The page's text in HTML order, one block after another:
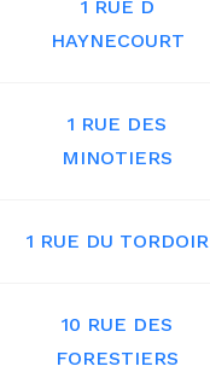
1 RUE D
HAYNECOURT
1 RUE DES
MINOTIERS
1 RUE DU TORDOIR
10 RUE DES
FORESTIERS